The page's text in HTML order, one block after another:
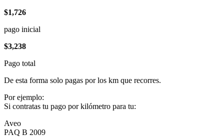
$1,726
pago inicial
$3,238
Pago total
De esta forma solo pagas por los km que recorres.
Por ejemplo:
Si contratas tu pago por kilómetro para tu:
Aveo
PAQ B 2009